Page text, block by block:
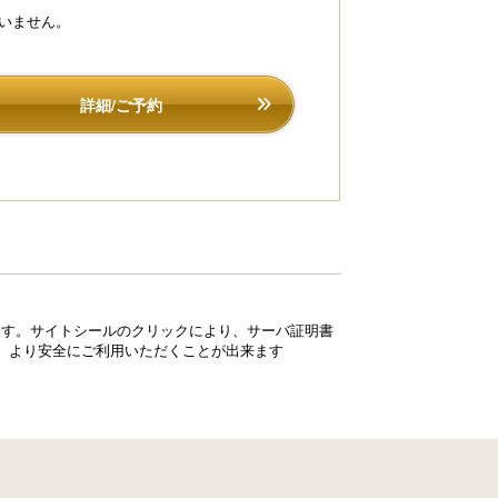
せん。
詳細/ご予約
。サイトシールのクリックにより、サーバ証明書
り安全にご利用いただくことが出来ます